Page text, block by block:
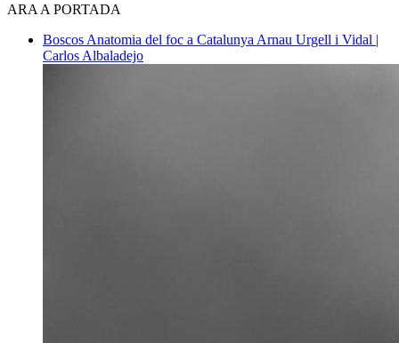
ARA A PORTADA
Boscos Anatomia del foc a Catalunya Arnau Urgell i Vidal |
Carlos Albaladejo